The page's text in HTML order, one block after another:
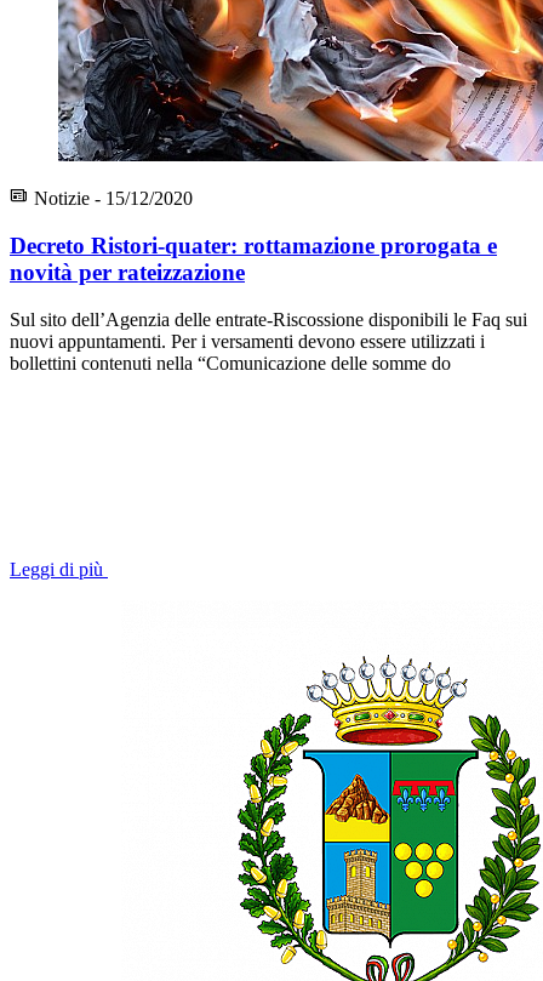
Notizie - 15/12/2020
Decreto Ristori-quater: rottamazione prorogata e
novità per rateizzazione
Sul sito dell’Agenzia delle entrate-Riscossione disponibili le Faq sui
nuovi appuntamenti. Per i versamenti devono essere utilizzati i
bollettini contenuti nella “Comunicazione delle somme do
Leggi di più